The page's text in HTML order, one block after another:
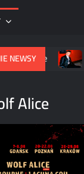
NEWSY TR/
Alice